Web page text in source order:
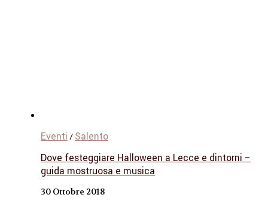
Eventi / Salento
Dove festeggiare Halloween a Lecce e dintorni –
guida mostruosa e musica
30 Ottobre 2018